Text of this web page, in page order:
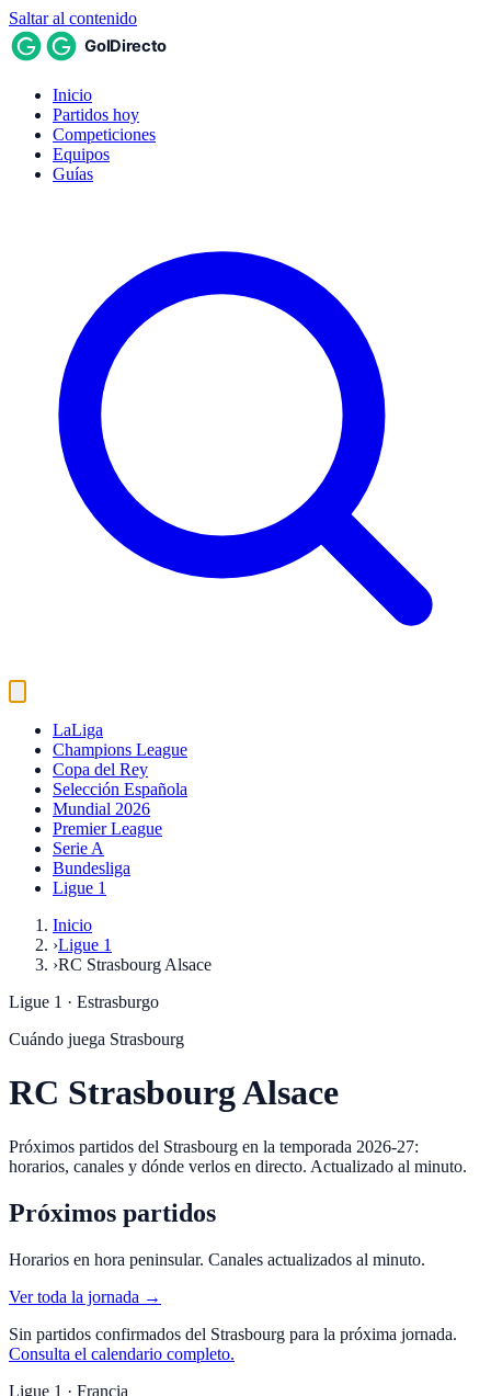
Saltar al contenido
Inicio
Partidos hoy
Competiciones
Equipos
Guías
LaLiga
Champions League
Copa del Rey
Selección Española
Mundial 2026
Premier League
Serie A
Bundesliga
Ligue 1
Inicio
›Ligue 1
›RC Strasbourg Alsace
Ligue 1 · Estrasburgo
Cuándo juega Strasbourg
RC Strasbourg Alsace
Próximos partidos del Strasbourg en la temporada 2026-27:
horarios, canales y dónde verlos en directo. Actualizado al minuto.
Próximos partidos
Horarios en hora peninsular. Canales actualizados al minuto.
Ver toda la jornada →
Sin partidos confirmados del Strasbourg para la próxima jornada.
Consulta el calendario completo.
Ligue 1 · Francia